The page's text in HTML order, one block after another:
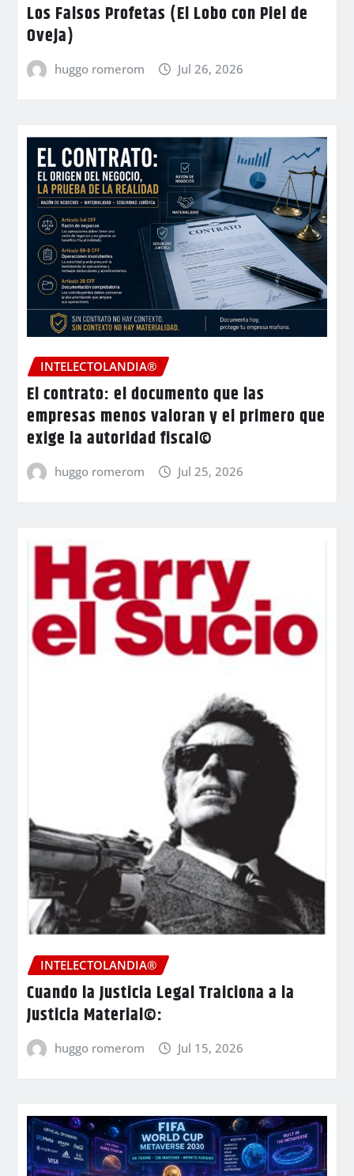
Los Falsos Profetas (El Lobo con Piel de
Oveja)
huggo romerom Jul 26, 2026
INTELECTOLANDIA®
El contrato: el documento que las
empresas menos valoran y el primero que
exige la autoridad fiscal©
huggo romerom Jul 25, 2026
INTELECTOLANDIA®
Cuando la Justicia Legal Traiciona a la
Justicia Material©:
huggo romerom Jul 15, 2026